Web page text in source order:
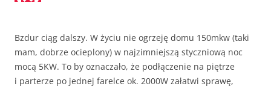
Bzdur ciąg dalszy. W życiu nie ogrzeję domu 150mkw (taki
mam, dobrze ocieplony) w najzimniejszą styczniową noc
mocą 5KW. To by oznaczało, że podłączenie na piętrze
i parterze po jednej farelce ok. 2000W załatwi sprawę,